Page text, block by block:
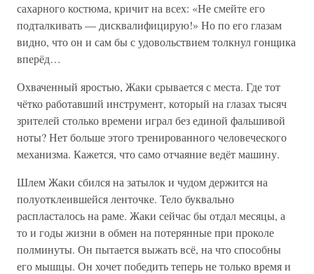
сахарного костюма, кричит на всех: «Не смейте его
подталкивать — дисквалифицирую!» Но по его глазам
видно, что он и сам бы с удовольствием толкнул гонщика
вперёд…
Охваченный яростью, Жаки срывается с места. Где тот
чётко работавший инструмент, который на глазах тысяч
зрителей столько времени играл без единой фальшивой
ноты? Нет больше этого тренированного человеческого
механизма. Кажется, что само отчаяние ведёт машину.
Шлем Жаки сбился на затылок и чудом держится на
полуотклеившейся ленточке. Тело буквально
распласталось на раме. Жаки сейчас бы отдал месяцы, а
то и годы жизни в обмен на потерянные при проколе
полминуты. Он пытается выжать всё, на что способны
его мышцы. Он хочет победить теперь не только время и